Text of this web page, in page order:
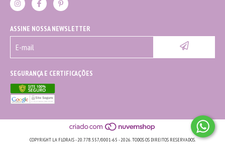
ASSINE NOSSA NEWSLETTER
SEGURANÇA E CERTIFICAÇÕES
COPYRIGHT LA FLORAIS - 20.778.557/0001-65 - 2026. TODOS OS DIREITOS RESERVADOS.